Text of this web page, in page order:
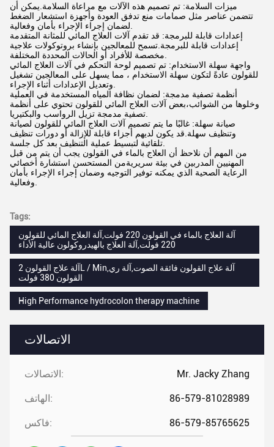
الاتصالات
الاتصالات: Mr. Jacky Zhang
الهاتف: 86-579-81028989
فاكس: 86-579-85765625
ميزات السلامة: تم تصميم هذه الآلات مع مراعاة السلامة.يمكن أن
تتضمن عناصر مثل صمامات منع تدفق العودة وأجهزة استشعار الضغط
إعدادات قابلة للبرمجة: قد تقدم آلات العلاج المائي للمثانة المتقدمة
إعدادات قابلة للبرمجة.تسمح للمعالجين بإنشاء بروتوكولات علاجية
واجهة سهلة الاستخدام: تم تصميم لوحة التحكم في آلات العلاج المائي
للقولون عادةً لتكون سهلة الاستخدام ، مما يسهل على المعالجين تشغيل
أنظمة تصفية مدمجة: لضمان نظافة المياه المستخدمة في العملية
وخلوها من الشوائب،بعض آلات العلاج المائي للقولون تحتوي على أنظمة
صيانة سهلة: غالبًا ما يتم تصميم آلات العلاج المائي للقولون لصيانة
وتنظيف سهلة.قد يكون لديهم أجزاء قابلة للإزالة أو دورات تنظيف
من المهم أن نلاحظ أن العلاج بالماء في القولون يجب أن يتم من قبل
المهنيين المدربين في بيئة سريريةمن المستحسن استشارة أخصائي
الرعاية الصحية الذي يمكنه توفير التوجيه وضمان إجراء الإجراء بأمان
Tags:
آلة العلاج بالماء في القولون 220 فولت,آلة العلاج المائي للقولون
220 فولت,آلة العلاج بالهيدروكولون عالية الأداء
آلة علاج القولون 2L / Min,آلة علاج القولون فائقة الصوت,آلة ري
القولون 380 فولت
High Performance hydrocolon therapy machine